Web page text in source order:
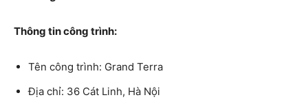
Thông tin công trình:
Tên công trình: Grand Terra
Địa chỉ: 36 Cát Linh, Hà Nội